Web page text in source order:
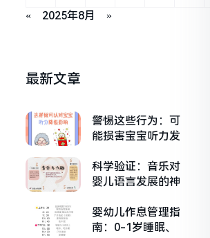
« 2025年8月 »
最新文章
警惕这些行为：可
能损害宝宝听力发
科学验证：音乐对
婴儿语言发展的神
婴幼儿作息管理指
南：0-1岁睡眠、